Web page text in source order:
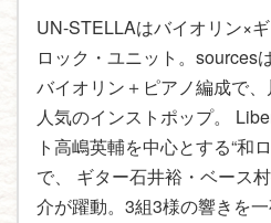
UN-STELLAはバイオリン×
ロック・ユニット。sources
バイオリン＋ピアノ編成で
人気のインストポップ。
ト高嶋英輔を中心とする“和
で、 ギター石井裕・ベース
介が躍動。3組3様の響きを一